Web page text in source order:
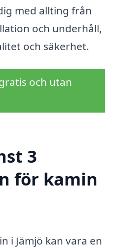
med allting från
och underhåll,
och säkerhet.
och utan
3
för kamin
i Jämjö kan vara en